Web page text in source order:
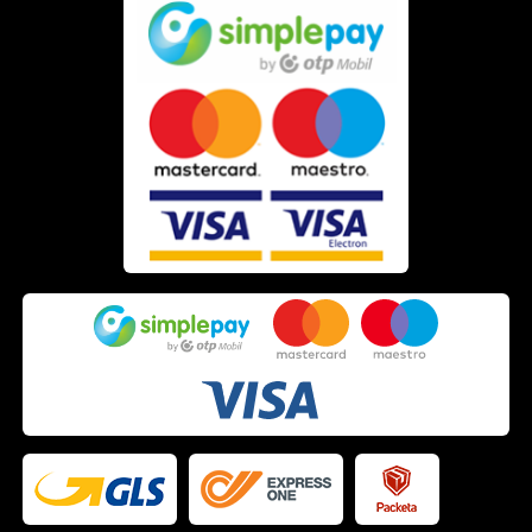
2022.05.29. 07:49
2022.05.26. 07:02
Norbert Ferenc 2022.05.24. 12:12
2022.05.22. 22:03
2022.05.20. 02:28
Katalin 2022.05.14. 11:41